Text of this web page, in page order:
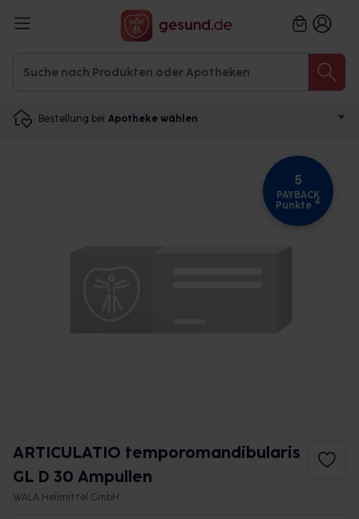
Bestellung bei Apotheke wählen
5
PAYBACK
Punkte 4
ARTICULATIO temporomandibularis
GL D 30 Ampullen
WALA Heilmittel GmbH